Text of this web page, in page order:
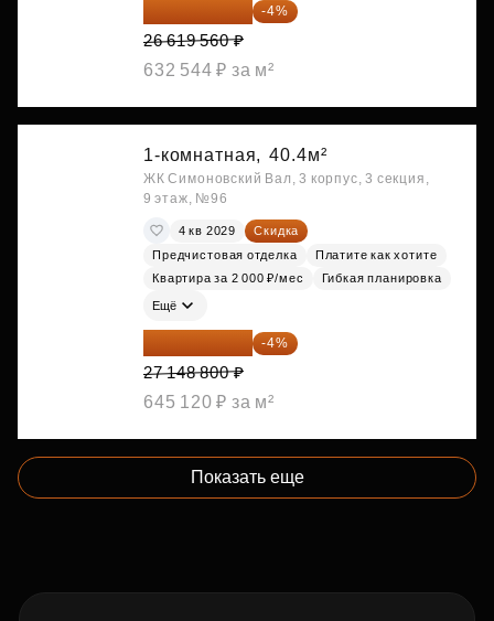
25 554 778 ₽ -4%
26 619 560 ₽
632 544 ₽ за м²
1-комнатная, 40.4м²
ЖК Симоновский Вал, 3 корпус, 3 секция,
9 этаж, №96
4 кв 2029
Скидка
Предчистовая отделка
Платите как хотите
Квартира за 2 000 ₽/мес
Гибкая планировка
Ещё
26 062 848 ₽ -4%
27 148 800 ₽
645 120 ₽ за м²
Показать еще